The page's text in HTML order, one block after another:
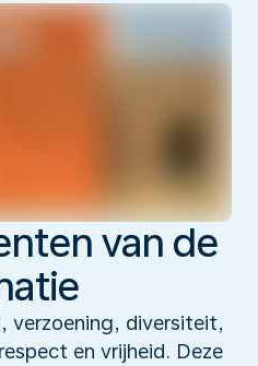
van de
verzoening, diversiteit,
en vrijheid. Deze